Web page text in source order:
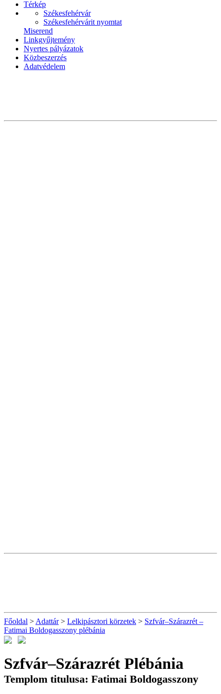
Térkép
Székesfehérvár
Székesfehérvárit nyomtat
Miserend
Linkgyűjtemény
Nyertes pályázatok
Közbeszerzés
Adatvédelem
Főoldal > Adattár> Lelkipásztori körzetek > Szfvár–Szárazrét –
Fatimai Boldogasszony plébánia
Szfvár–Szárazrét Plébánia
Templom titulusa: Fatimai Boldogasszony